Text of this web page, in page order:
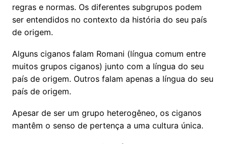
regras e normas. Os diferentes subgrupos podem
ser entendidos no contexto da história do seu país
de origem.
Alguns ciganos falam Romani (língua comum entre
muitos grupos ciganos) junto com a língua do seu
país de origem. Outros falam apenas a língua do seu
país de origem.
Apesar de ser um grupo heterogêneo, os ciganos
mantêm o senso de pertença a uma cultura única.